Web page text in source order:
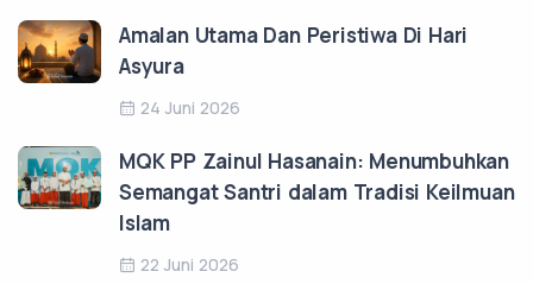
Amalan Utama Dan Peristiwa Di Hari
Asyura
24 Juni 2026
MQK PP Zainul Hasanain: Menumbuhkan
Semangat Santri dalam Tradisi Keilmuan
Islam
22 Juni 2026